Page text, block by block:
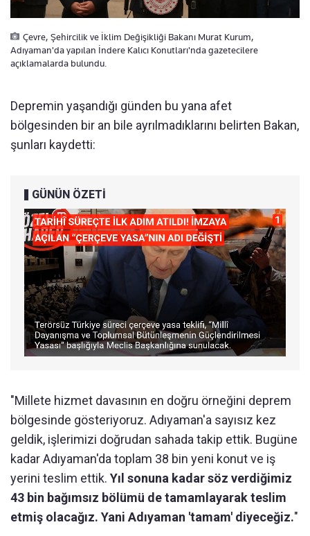
Çevre, Şehircilik ve İklim Değişikliği Bakanı Murat Kurum,
Adıyaman'da yapılan İndere Kalıcı Konutları'nda gazetecilere
açıklamalarda bulundu.
Depremin yaşandığı günden bu yana afet
bölgesinden bir an bile ayrılmadıklarını belirten Bakan,
şunları kaydetti:
GÜNÜN ÖZETİ
"Millete hizmet davasının en doğru örneğini deprem
bölgesinde gösteriyoruz. Adıyaman'a sayısız kez
geldik, işlerimizi doğrudan sahada takip ettik. Bugüne
kadar Adıyaman'da toplam 38 bin yeni konut ve iş
yerini teslim ettik. Yıl sonuna kadar söz verdiğimiz
43 bin bağımsız bölümü de tamamlayarak teslim
etmiş olacağız. Yani Adıyaman 'tamam' diyeceğiz."